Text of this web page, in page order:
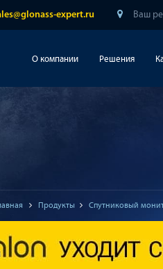
expert.ru Ваш
О компании Решения
Продукты Спутниковый